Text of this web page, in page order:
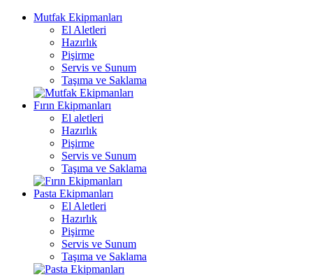
Mutfak Ekipmanları
El Aletleri
Hazırlık
Pişirme
Servis ve Sunum
Taşıma ve Saklama
Fırın Ekipmanları
El aletleri
Hazırlık
Pişirme
Servis ve Sunum
Taşıma ve Saklama
Pasta Ekipmanları
El Aletleri
Hazırlık
Pişirme
Servis ve Sunum
Taşıma ve Saklama